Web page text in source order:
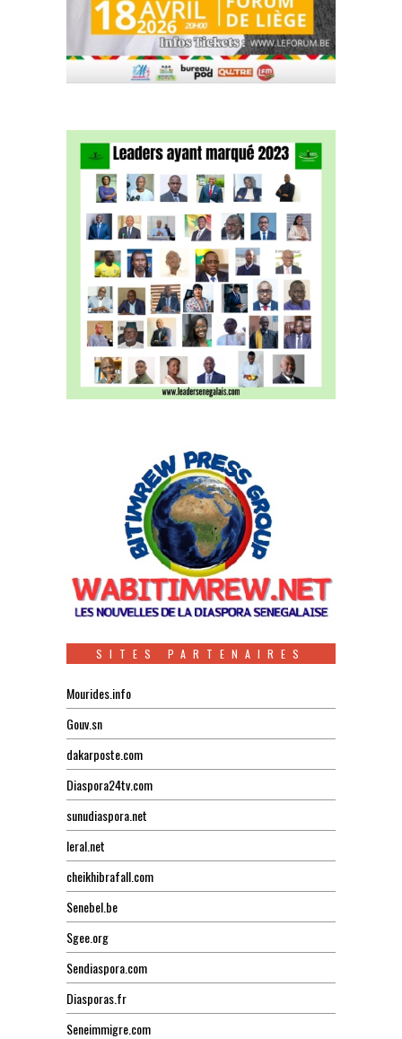
SITES PARTENAIRES
Mourides.info
Gouv.sn
dakarposte.com
Diaspora24tv.com
sunudiaspora.net
leral.net
cheikhibrafall.com
Senebel.be
Sgee.org
Sendiaspora.com
Diasporas.fr
Seneimmigre.com